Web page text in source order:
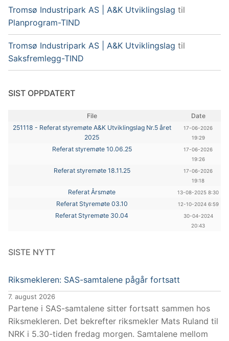
Tromsø Industripark AS | A&K Utviklingslag til
Planprogram-TIND
Tromsø Industripark AS | A&K Utviklingslag til
Saksfremlegg-TIND
SIST OPPDATERT
File
Date
251118 - Referat styremøte A&K Utviklingslag Nr.5 året
2025
17-06-2026
19:29
Referat styremøte 10.06.25
17-06-2026
19:26
Referat styremøte 18.11.25
17-06-2026
19:18
Referat Årsmøte 13-08-2025 8:30
Referat Styremøte 03.10 12-10-2024 6:59
Referat Styremøte 30.04
30-04-2024
20:43
SISTE NYTT
Riksmekleren: SAS-samtalene pågår fortsatt
7. august 2026
Partene i SAS-samtalene sitter fortsatt sammen hos
Riksmekleren. Det bekrefter riksmekler Mats Ruland til
NRK i 5.30-tiden fredag morgen. Samtalene mellom